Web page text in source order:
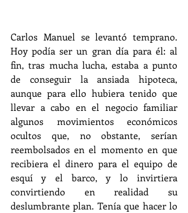
Carlos Manuel se levantó temprano.
Hoy podía ser un gran día para él: al
fin, tras mucha lucha, estaba a punto
de conseguir la ansiada hipoteca,
aunque para ello hubiera tenido que
llevar a cabo en el negocio familiar
algunos movimientos económicos
ocultos que, no obstante, serían
reembolsados en el momento en que
recibiera el dinero para el equipo de
esquí y el barco, y lo invirtiera
convirtiendo en realidad su
deslumbrante plan. Tenía que hacer lo